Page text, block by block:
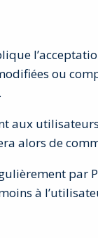
ou
aux
alors de
par
à